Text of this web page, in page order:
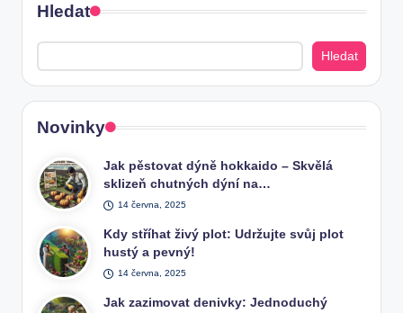
Hledat
Hledat
Novinky
Jak pěstovat dýně hokkaido – Skvělá
sklizeň chutných dýní na…
14 června, 2025
Kdy stříhat živý plot: Udržujte svůj plot
hustý a pevný!
14 června, 2025
Jak zazimovat denivky: Jednoduchý